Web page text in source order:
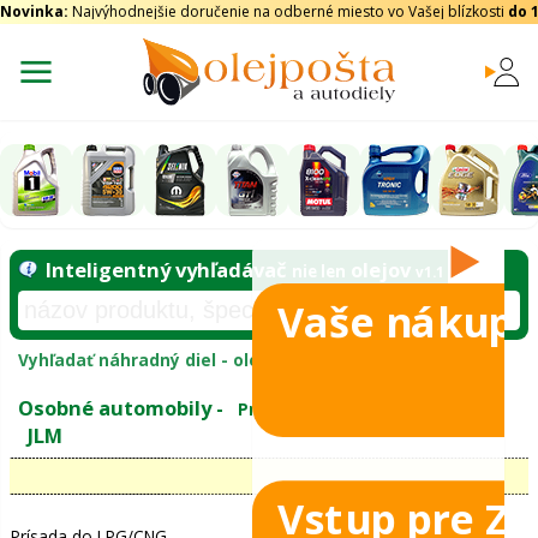
Novinka: Najvýhodnejšie doručenie na odberné miesto vo Vašej blízkosti do
Inteligentný vyhľadávač
Vyhľadať náhradný diel - olejový filter -
Vaše nákupy
Vstup pre